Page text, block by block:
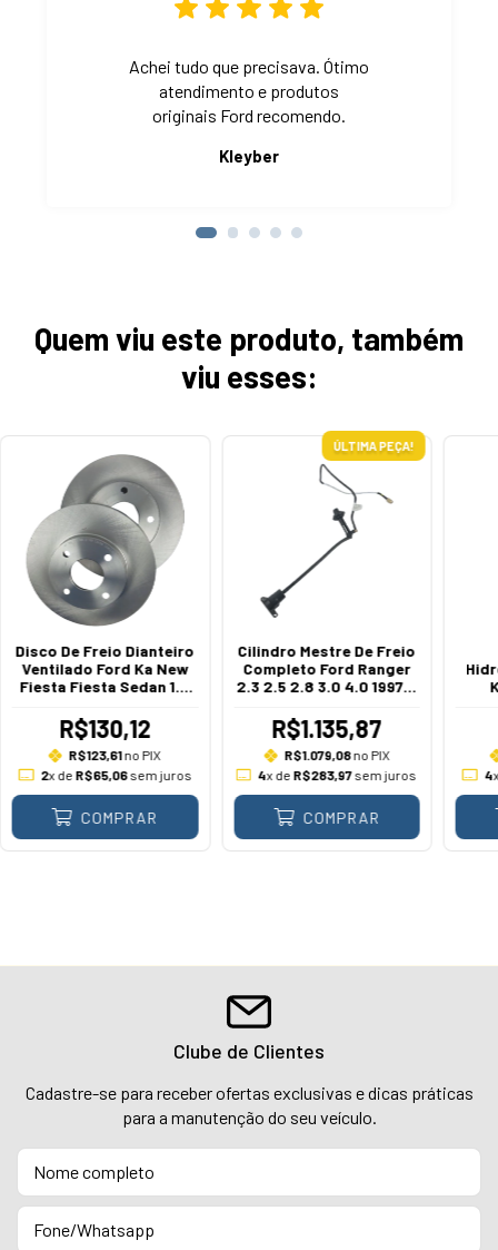
Achei tudo que precisava. Ótimo
atendimento e produtos
originais Ford recomendo.
Kleyber
Quem viu este produto, também
viu esses:
Disco De Freio Dianteiro
Ventilado Ford Ka New
Fiesta Fiesta Sedan 1.0
R$130,12
R$123,61no PIX
2x de R$65,06sem juros
COMPRAR
ÚLTIMA PEÇA!
Cilindro Mestre De Freio
Completo Ford Ranger
2.3 2.5 2.8 3.0 4.0 1997 A
R$1.135,87
R$1.079,08no PIX
4x de R$283,97sem juros
COMPRAR
4
Clube de Clientes
Cadastre-se para receber ofertas exclusivas e dicas práticas
para a manutenção do seu veículo.